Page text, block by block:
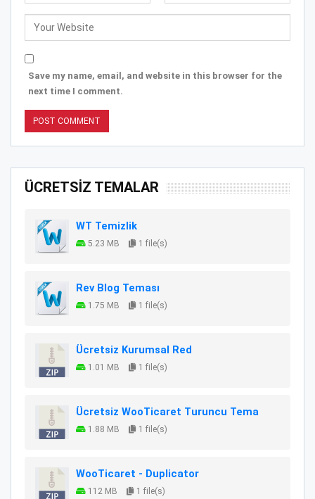
Save my name, email, and website in this browser for the
next time I comment.
ÜCRETSİZ TEMALAR
WT Temizlik
5.23 MB 1 file(s)
Rev Blog Teması
1.75 MB 1 file(s)
Ücretsiz Kurumsal Red
1.01 MB 1 file(s)
Ücretsiz WooTicaret Turuncu Tema
1.88 MB 1 file(s)
WooTicaret - Duplicator
112 MB 1 file(s)